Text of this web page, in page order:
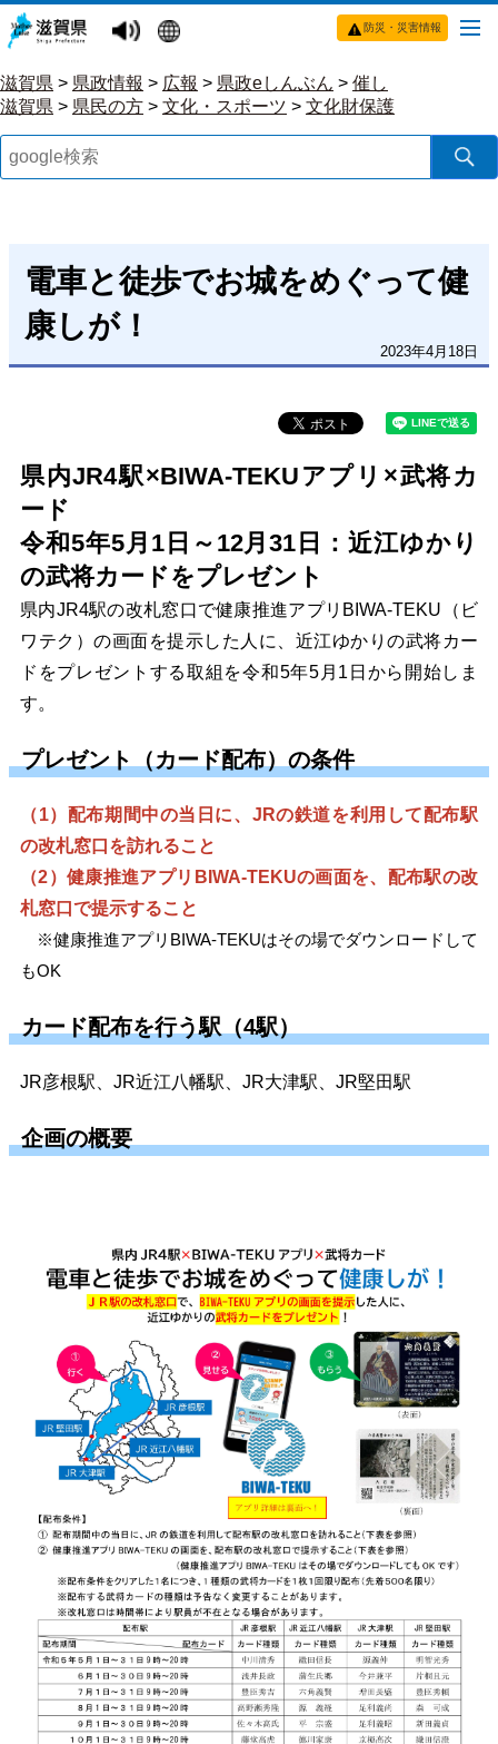
防災・災害情報
滋賀県 > 県政情報 > 広報 > 県政eしんぶん > 催し
滋賀県 > 県民の方 > 文化・スポーツ > 文化財保護
電車と徒歩でお城をめぐって健
康しが！
2023年4月18日
県内JR4駅×BIWA-TEKUアプリ×武将カ
ード
令和5年5月1日～12月31日：近江ゆかり
の武将カードをプレゼント
県内JR4駅の改札窓口で健康推進アプリBIWA-TEKU（ビ
ワテク）の画面を提示した人に、近江ゆかりの武将カー
ドをプレゼントする取組を令和5年5月1日から開始しま
す。
プレゼント（カード配布）の条件
（1）配布期間中の当日に、JRの鉄道を利用して配布駅
の改札窓口を訪れること
（2）健康推進アプリBIWA-TEKUの画面を、配布駅の改
札窓口で提示すること
※健康推進アプリBIWA-TEKUはその場でダウンロードして
もOK
カード配布を行う駅（4駅）
JR彦根駅、 JR近江八幡駅、 JR大津駅、 JR堅田駅
企画の概要